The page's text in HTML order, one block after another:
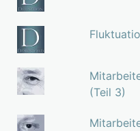
(Teil 3)